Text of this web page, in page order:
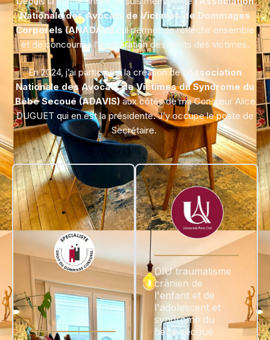
Nationale des Avocats de Victimes de Dommages
Corporels (ANADAVI) qui permet de réfléchir ensemble
et de concourir à l’amélioration des droits des victimes.
En 2024, j’ai participé à la création del’Association
Nationale des Avocats de Victimes du Syndrome du
Bébé Secoué (ADAVIS)aux côtés de ma Consœur Alice
DUGUET qui en est la présidente. J’y occupe le poste de
Secrétaire.
DIU traumatisme
crânien de
l'enfant et de
l'adolescent et
syndrome du
bébé secoué